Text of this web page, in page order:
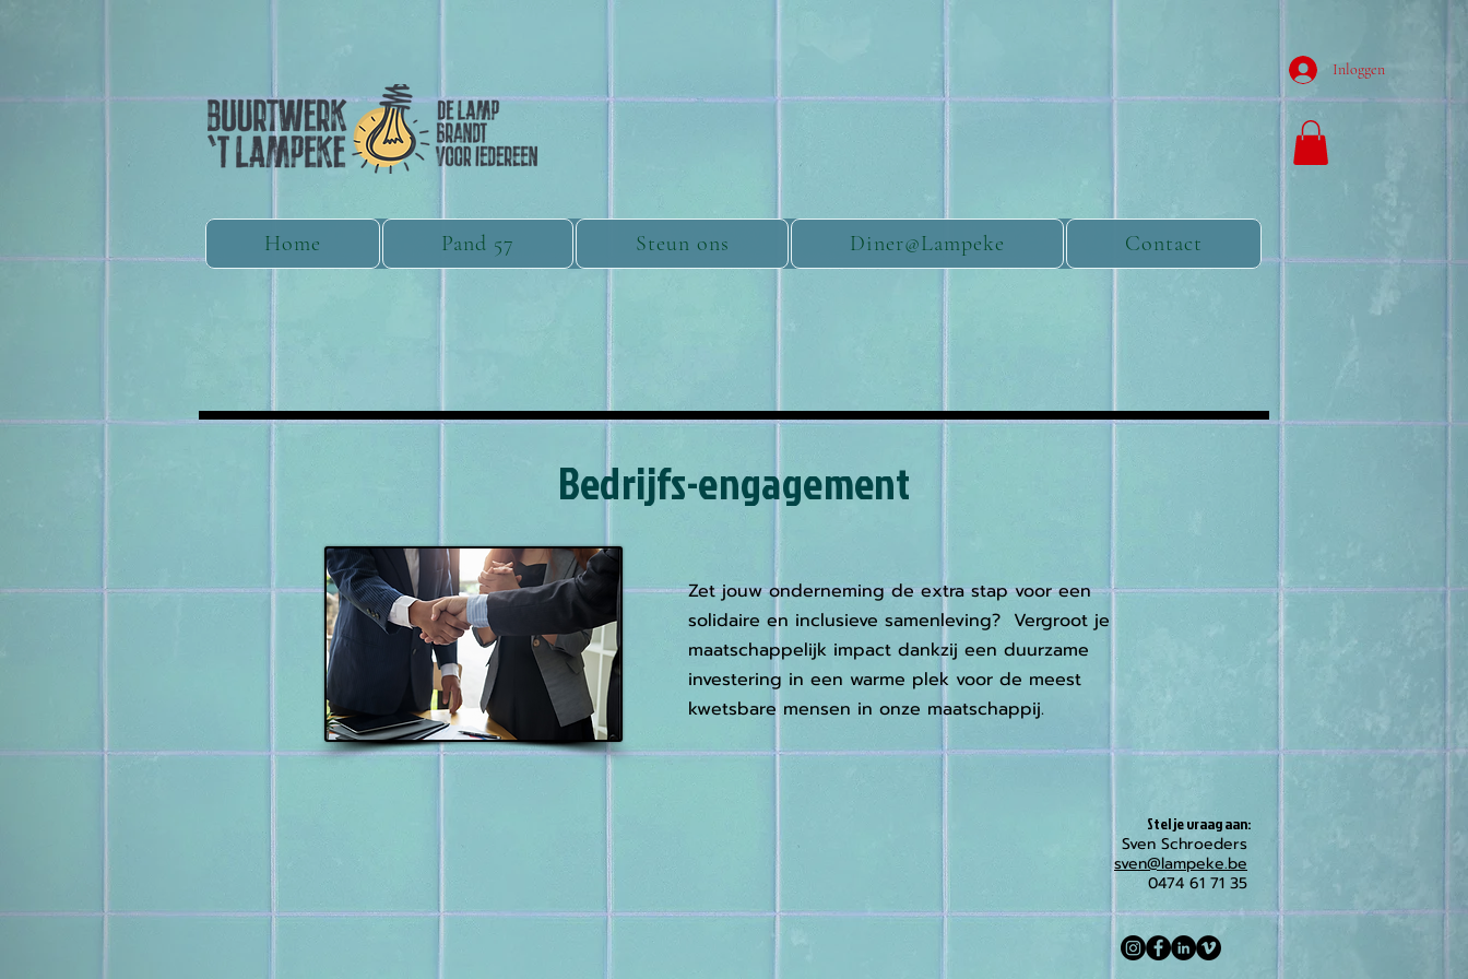
Inloggen
Home Pand 57 Steun ons Diner@Lampeke Contact
Bedrijfs-engagement
Zet jouw onderneming de extra stap voor een
solidaire en inclusieve samenleving? Vergroot je
maatschappelijk impact dankzij een duurzame
investering in een warme plek voor de meest
kwetsbare mensen in onze maatschappij.
Stel je vraag aan:
Sven Schroeders
sven@lampeke.be
0474 61 71 35